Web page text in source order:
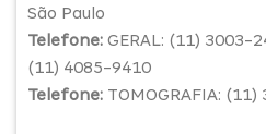
São Paulo
Telefone: GERAL: (11) 3003-
(11) 4085-9410
Telefone: TOMOGRAFIA: